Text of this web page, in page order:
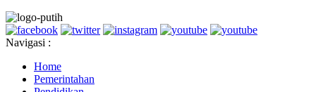
Navigasi :
Home
Pemerintahan